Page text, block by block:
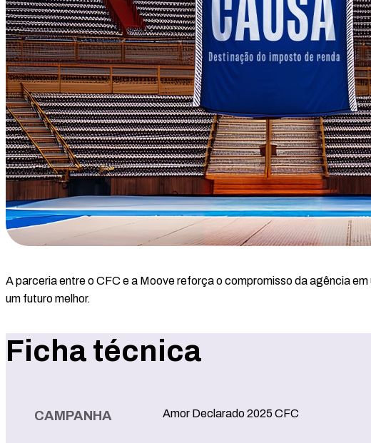
A parceria entre o CFC e a Moove reforça o compromisso da agência
um futuro melhor.
Ficha técnica
CAMPANHA Amor Declarado 2025 CFC